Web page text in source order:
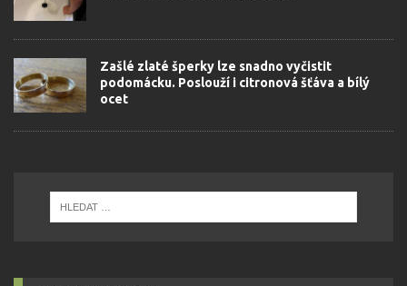
Zašlé zlaté šperky lze snadno vyčistit
podomácku. Poslouží i citronová šťáva a bílý
ocet